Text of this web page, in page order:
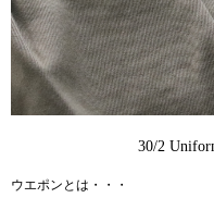
30/2
ウエポンとは・・・